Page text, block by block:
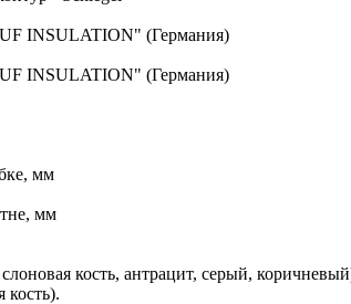
INSULATION" (Германия)
INSULATION" (Германия)
мм
мм
кость, антрацит, серый,
кость).